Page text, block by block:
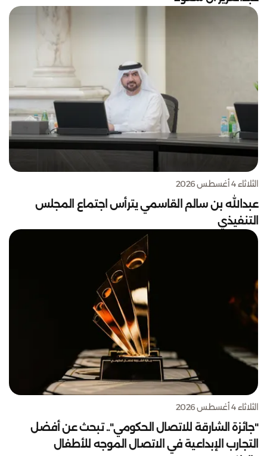
الثلاثاء 4 أغسطس 2026
عبدالله بن سالم القاسمي يترأس اجتماع المجلس
التنفيذي
الثلاثاء 4 أغسطس 2026
"جائزة الشارقة للاتصال الحكومي".. تبحث عن أفضل
التجارب الإبداعية في الاتصال الموجه للأطفال